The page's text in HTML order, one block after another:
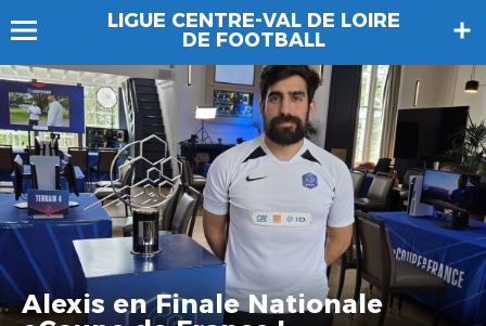
LIGUE CENTRE-VAL DE LOIRE
DE FOOTBALL
Alexis en Finale Nationale